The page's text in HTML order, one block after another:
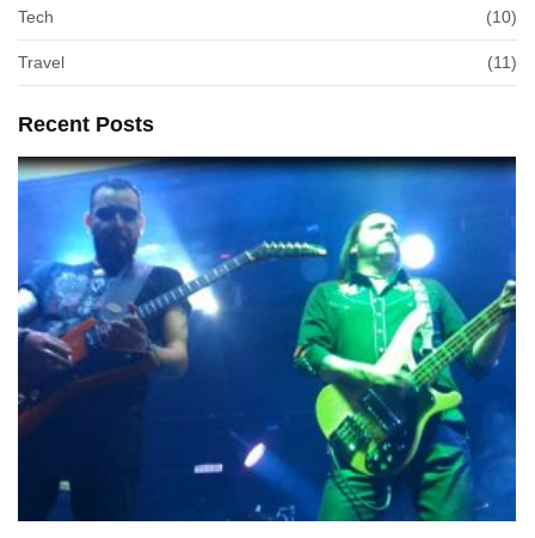
Tech (10)
Travel (11)
Recent Posts